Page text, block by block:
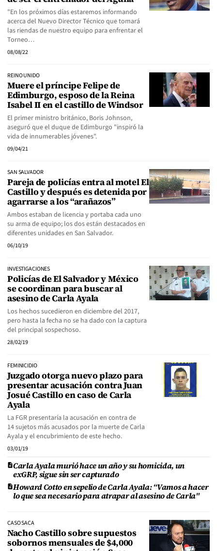
"En los próximos días estaremos informando
acerca del Nuevo Director Técnico que tomará
las riendas de nuestro equipo para enfrentar el
Torneo…
08/08/22
REINO UNIDO
Muere el príncipe Felipe de
Edimburgo, esposo de la Reina
Isabel II en el castillo de Windsor
El primer ministro británico, Boris Johnson,
aseguró que el duque de Edimburgo "inspiró la
vida de innumerables jóvenes".
09/04/21
SAN SALVADOR
Pareja de policías entra al motel El
Castillo y después es detenida por
agarrarse a los “arañazos”
Ambos estaban de licencia y portaba cada uno
su arma de equipo; los dos están destacados en
diferentes unidades en San Salvador.
06/10/19
INVESTIGACIONES
Policías de El Salvador y México
se coordinan para buscar al
asesino de Carla Ayala
Los hechos sucedieron en diciembre del 2017,
pero hasta la fecha no se ha dado con la captura
del principal sospechoso.
28/02/19
FEMINICIDIO
Juzgado otorga nuevo plazo para
presentar acusación contra Juan
Josué Castillo en caso de Carla
Ayala
La FGR presentaría la acusación en contra de
14 sujetos más acusados por la muerte de Carla
Ayala y el encubrimiento de este hecho.
03/01/19
Carla Ayala murió hace un año y su homicida, un
exGRP, sigue sin ser capturado
Howard Cotto en sepelio de Carla Ayala: “Vamos a hacer
lo que sea necesario para atrapar al asesino de Carla"
CASO SACA
Nacho Castillo sobre supuestos
sobornos mensuales de $4,000